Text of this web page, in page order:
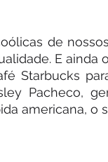
de
E
Starbucks
Pacheco,
americana, o